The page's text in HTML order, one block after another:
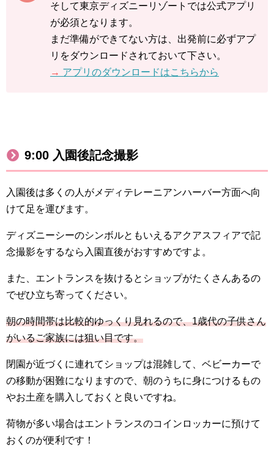
そして東京ディズニーリゾートでは公式アプリ
が必須となります。
まだ準備ができてない方は、出発前に必ずアプ
リをダウンロードされておいて下さい。
→ アプリのダウンロードはこちらから
9:00 入園後記念撮影
入園後は多くの人がメディテレーニアンハーバー方面へ向
けて足を運びます。
ディズニーシーのシンボルともいえるアクアスフィアで記
念撮影をするなら入園直後がおすすめですよ 。
また、エントランスを抜けるとショップがたくさんあるの
でぜひ立ち寄ってください。
朝の時間帯は比較的ゆっくり見れるので、1歳代の子供さん
がいるご家族には狙い目です。
閉園が近づくに連れてショップは混雑して、ベビーカーで
の移動が困難になりますので、朝のうちに身につけるもの
やお土産を購入しておくと良いですね。
荷物が多い場合はエントランスのコインロッカーに預けて
おくのが便利です！